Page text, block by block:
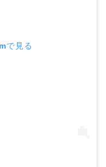
で見る